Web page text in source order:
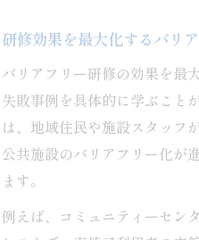
研修効果を最大化するバリ
バリアフリー研修の効果を最
失敗事例を具体的に学ぶこと
は、地域住民や施設スタッフ
公共施設のバリアフリー化が
ます。
例えば、コミュニティーセン